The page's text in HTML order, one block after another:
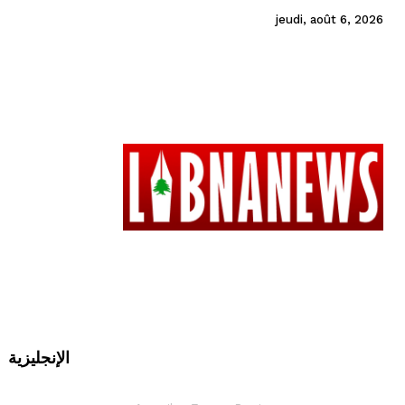
jeudi, août 6, 2026
الإنجليزية